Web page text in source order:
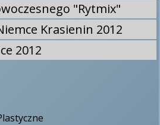
"Rytmix"
Krasienin 2012
2012